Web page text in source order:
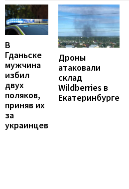
В
Гданьске
мужчина
избил
двух
поляков,
приняв их
за
украинцев
Дроны
атаковали
склад
Wildberries в
Екатеринбурге